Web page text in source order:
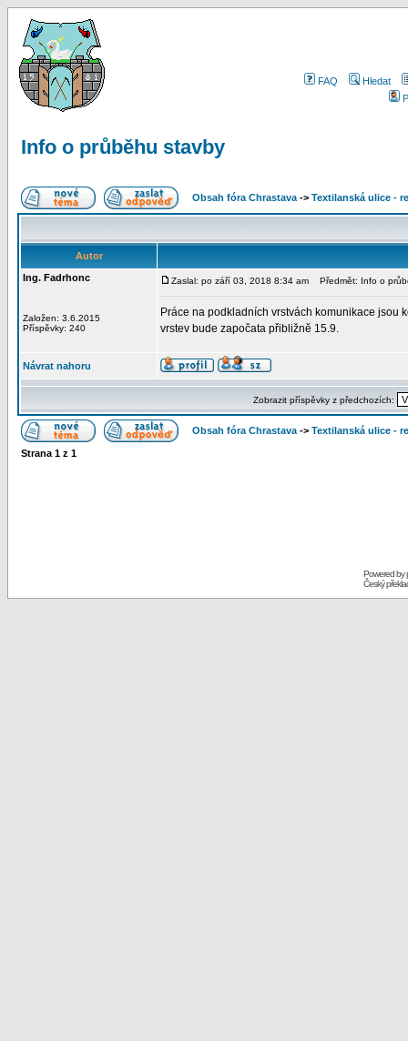
FAQ
Hledat
Info o průběhu stavby
Obsah fóra Chrastava -> Textilanská ulice -
Autor
Ing. Fadrhonc
Založen: 3.6.2015
Příspěvky: 240
Zaslal: po září 03, 2018 8:34 am Předmět: Info o
Práce na podkladních vrstvách komunikace jsou
vrstev bude započata přibližně 15.9.
Návrat nahoru
Zobrazit příspěvky z předchozích:
Obsah fóra Chrastava -> Textilanská ulice -
Strana 1 z 1
Powered by
Český